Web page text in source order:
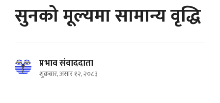
सुनको मूल्यमा सामान्य वृद्धि
प्रभाव संवाददाता
शुक्रबार, असार १२, २०८३